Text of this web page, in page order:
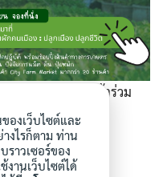
รับการยืนยันการเข้าร่วม
นเมือง” แล้ว
น. ได้เลยค่า
องเว็บไซต์และ
งไรก็ตาม ท่าน
ราวเซอร์ของ
งานเว็บไซต์ได้